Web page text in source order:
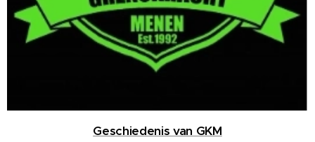
Geschiedenis van GKM